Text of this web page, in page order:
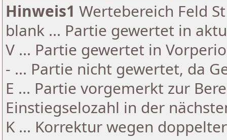
Hinweis1 Wertebereich Feld
blank ... Partie gewertet in
V ... Partie gewertet in
- ... Partie nicht gewertet, da
E ... Partie vorgemerkt zur
Einstiegselozahl in der
K ... Korrektur wegen